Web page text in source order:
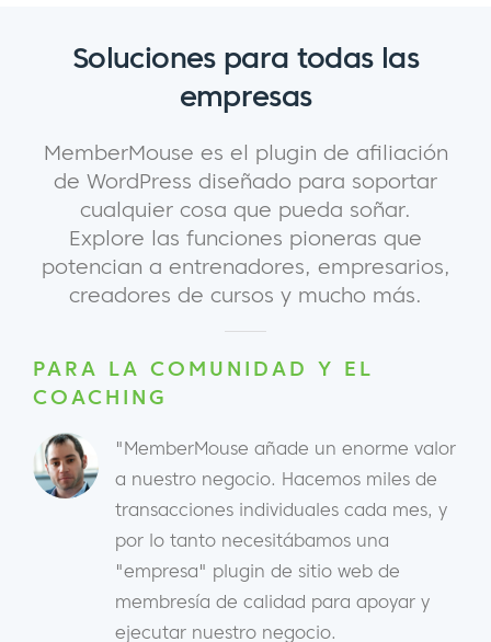
Soluciones para todas las
empresas
MemberMouse es el plugin de afiliación
de WordPress diseñado para soportar
cualquier cosa que pueda soñar.
Explore las funciones pioneras que
potencian a entrenadores, empresarios,
creadores de cursos y mucho más.
PARA LA COMUNIDAD Y EL
COACHING
"MemberMouse añade un enorme valor
a nuestro negocio. Hacemos miles de
transacciones individuales cada mes, y
por lo tanto necesitábamos una
"empresa" plugin de sitio web de
membresía de calidad para apoyar y
ejecutar nuestro negocio.